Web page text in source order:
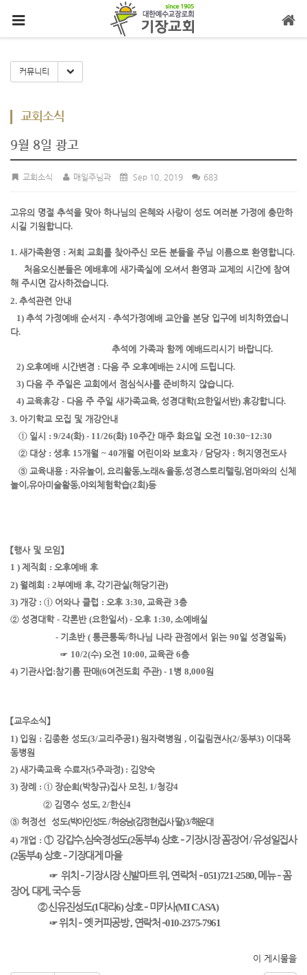
커뮤니티 Toggle Dropdown
교회소식
9월 8일 광고
교회소식 매일주님과 Sep 10, 2019 683
고유의 명절 추석을 맞아 하나님의 은혜와 사랑이 성도 여러분 가정에 충만하
시길 기원합니다.
1. 새가족환영 : 저희 교회를 찾아주신 모든 분들을 주님 이름으로 환영합니다.
처음오신분들은 예배후에 새가족실에 오셔서 환영과 교제의 시간에 참여
해 주시면 감사하겠습니다.
2. 추석관련 안내
1) 추석 가정예배 순서지 - 추석가정예배 교안을 본당 입구에 비치하였습니
다.
추석에 가족과 함께 예배드리시기 바랍니다.
2) 오후예배 시간변경 : 다음 주 오후예배는 2시에 드립니다.
3) 다음 주 주일은 교회에서 점심식사를 준비하지 않습니다.
4) 교육휴강 - 다음 주 주일 새가족교육, 성경대학(요한일서반) 휴강합니다.
3. 아기학교 모집 및 개강안내
① 일시 : 9/24(화) - 11/26(화) 10주간 매주 화요일 오전 10:30~12:30
② 대상 : 생후 15개월 ~ 40개월 어린이와 보호자 / 담당자 : 허지영전도사
③ 교육내용 : 자유놀이, 요리활동,노래&율동,성경스토리텔링,엄마와의 신체
놀이,유아미술활동,야외체험학습(2회)등
【행사 및 모임】
1 ) 제직회 : 오후예배 후
2) 월례회 : 2부예배 후, 각기관실(해당기관)
3) 개강 : ① 어와나 클럽 : 오후 3:30, 교육관 3층
② 성경대학 - 각론반 (요한일서) - 오후 1:30, 소예배실
- 기초반 ( 통큰통독/하나님 나라 관점에서 읽는 90일 성경일독)
☞ 10/2(수) 오전 10:00, 교육관 6층
4) 기관사업:참기름 판매(6여전도회 주관) - 1병 8,000원
【교우소식】
1) 입원 : 김종환 성도(3/교리주공1) 원자력병원 , 이길림권사(2/동부3) 이대목
동병원
2) 새가족교육 수료자(5주과정) : 김양숙
3) 장례 : ① 장순희(박창규)집사 모친, 1/청강4
② 김명수 성도, 2/한신4
③ 허정선 성도(박아인성도/허승남(김정현)집사 딸) 3/해운대
4) 개업 : ① 강갑수,심숙경성도(2동부4)상호–기장시장 꼼장어/유성일집사
(2동부4)상호–기장대게 마을
☞ 위치 –기장시장 신발마트 위,연락처 –051)721-2580,메뉴–꼼
장어, 대게,국수 등
②신유진성도(1대라6)상호–미카사(MI CASA)
☞위치 –옛 커피공방, 연락처 –010-2375-7961
이 게시물을